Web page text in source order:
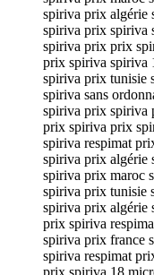
spiriva prix algérie
spiriva prix spiriva
spiriva prix prix
prix spiriva spiriva
spiriva prix tunisie
spiriva sans
spiriva prix spiriva
prix spiriva prix
spiriva respimat
spiriva prix algérie
spiriva prix maroc
spiriva prix tunisie
spiriva prix algérie
prix spiriva
spiriva prix france
spiriva respimat
prix spiriva 18